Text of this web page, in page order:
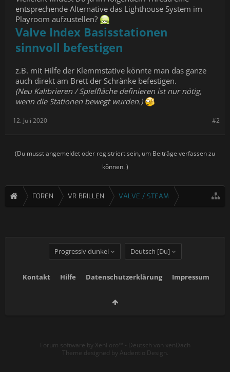
entsprechende Alternative das Lighthouse System im
Playroom aufzustellen?
Valve Index Basisstationen
sinnvoll befestigen
z.B. mit Hilfe der Klemmstative könnte man das ganze
auch direkt am Brett der Schränke befestigen.
(Neu Kalibrieren / Spielfläche definieren ist nur nötig,
wenn die Stationen bewegt wurden.)
#2
12. Juli 2020
(Du musst angemeldet oder registriert sein, um Beiträge verfassen zu
können. )
FOREN VR BRILLEN VALVE / STEAM
Progressiv dunkel Deutsch [Du]
Kontakt Hilfe Datenschutzerklärung Impressum
Forum software by XenForo™ - Deutsch von xenDach
Theme designed by Audentio Design.